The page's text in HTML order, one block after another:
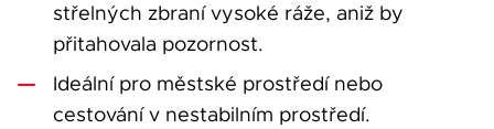
střelných zbraní vysoké ráže, aniž by
přitahovala pozornost.
Ideální pro městské prostředí nebo
cestování v nestabilním prostředí.